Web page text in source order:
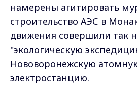
намерены агитировать
строительство АЭС в
движения совершили так
"экологическую
Нововоронежскую
электростанцию.